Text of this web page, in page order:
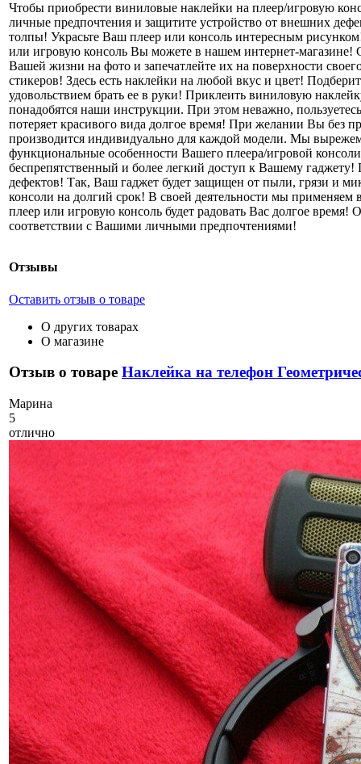
Чтобы приобрести виниловые наклейки на плеер/игровую
личные предпочтения и защитите устройство от внешних
толпы! Украсьте Ваш плеер или консоль интересным
или игровую консоль Вы можете в нашем интернет-магазине!
Вашей жизни на фото и запечатлейте их на поверхности
стикеров! Здесь есть наклейки на любой вкус и цвет!
удовольствием брать ее в руки! Приклеить виниловую
понадобятся наши инструкции. При этом неважно,
потеряет красивого вида долгое время! При желании Вы без
производится индивидуально для каждой модели. Мы
функциональные особенности Вашего плеера/игровой
беспрепятственный и более легкий доступ к Вашему
дефектов! Так, Ваш гаджет будет защищен от пыли, грязи и
консоли на долгий срок! В своей деятельности мы
плеер или игровую консоль будет радовать Вас долгое
соответствии с Вашими личными предпочтениями!
Отзывы
Оставить отзыв о товаре
О других товарах
О магазине
Отзыв о товаре Наклейка на телефон
Марина
5
отлично